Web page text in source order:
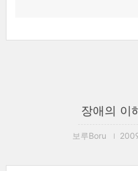
장애의 이
보루Boru